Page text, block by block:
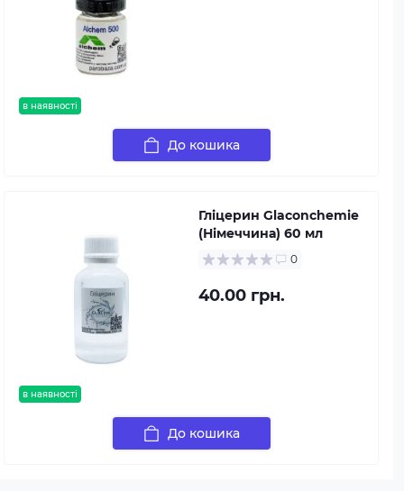
в наявності
До кошика
в наявності
Гліцерин Glaconchemie
(Німеччина) 60 мл
0
40.00 грн.
До кошика